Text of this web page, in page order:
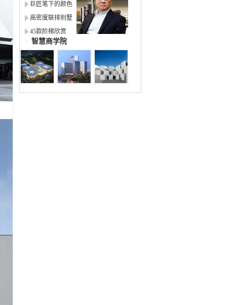
巨匠笔下的颜色
高密度联排别墅
45款阶梯欣赏
智慧商学院